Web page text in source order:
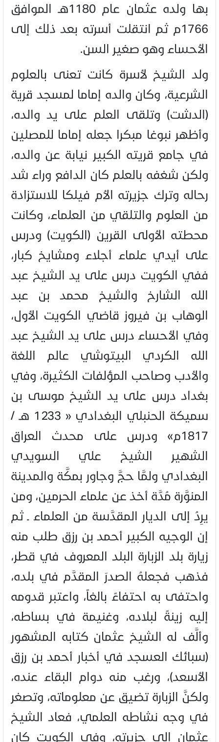
بها ولده عثمان عام 1180هـ الموافق
1766م ثم انتقلت أسرته بعد ذلك إلى
الأحساء وهو صغير السن.
ولد الشيخ لأسرة كانت تعنى بالعلوم
الشرعية، وكان والده إماما لمسجد قرية
(الدشت) وتلقى العلم على يد والده،
وأظهر نبوغا مبكرا جعله إماما للمصلين
في جامع قريته الكبير نيابة عن والده،
ولكن شغفه بالعلم كان الدافع وراء شد
رحاله وترك جزيرته الأم فيلكا للاستزادة
من العلوم والتلقي من العلماء، وكانت
محطته الأولى القرين (الكويت) ودرس
على أيدي علماء أجلاء ومشايخ كبار،
ففي الكويت درس على يد الشيخ عبد
الله الشارخ والشيخ محمد بن عبد
الوهاب بن فيروز قاضي الكويت الأول،
وفي الأحساء درس على يد الشيخ عبد
الله الكردي البيتوشي عالم اللغة
والأدب وصاحب المؤلفات الكثيرة، وفي
بغداد درس على يد الشيخ موسى بن
سميكة الحنبلي البغدادي « 1233 هـ /
1817م» ودرس على محدث العراق
الشهير الشيخ علي السويدي
البغدادي ولمَّا حجَّ وجاور بمكَّة والمدينة
المنوَّرة مُدَّة أخذ عن علماء الحرمين، ومن
يرِدُ إلى الديار المقدَّسة من العلماء ـ ثم
إن الوجيه الكبير أحمد بن رزق طلب منه
زيارة بلد الزبارة البلد المعروف في قطر،
فذهب فجعلهُ الصدرَ المقدَّم في بلده،
واحتفى به احتفاءً بالغاً، واعتبر قدومه
إليه زينةً لبلاده، وغنيمة في بساطه،
وألَّف له الشيخ عثمان كتابه المشهور
(سبائك العسجد في أخبار أحمد بن رزق
الأسعد)، ورغب منه دوام البقاء عنده،
ولكنَّ الزبارة تضيق عن معلوماته، وتصغر
في وجه نشاطه العلمي، فعاد الشيخ
عثمان الي جزيرته، وفي الكويت كان